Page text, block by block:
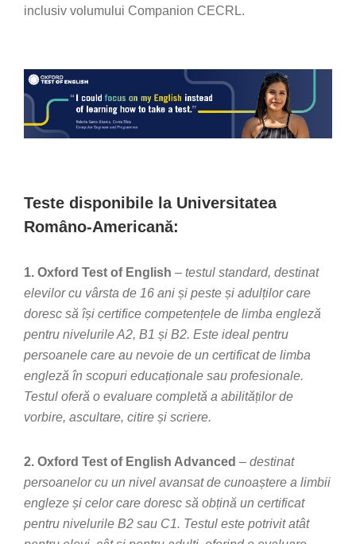
inclusiv volumului Companion CECRL.
Teste disponibile la Universitatea
Româno-Americană:
1. Oxford Test of English – testul standard, destinat
elevilor cu vârsta de 16 ani și peste și adulților care
doresc să își certifice competențele de limba engleză
pentru nivelurile A2, B1 și B2. Este ideal pentru
persoanele care au nevoie de un certificat de limba
engleză în scopuri educaționale sau profesionale.
Testul oferă o evaluare completă a abilităților de
vorbire, ascultare, citire și scriere.
2. Oxford Test of English Advanced – destinat
persoanelor cu un nivel avansat de cunoaștere a limbii
engleze și celor care doresc să obțină un certificat
pentru nivelurile B2 sau C1. Testul este potrivit atât